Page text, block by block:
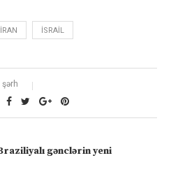
IRAN ISRAIL
şərh
gənclərin yeni